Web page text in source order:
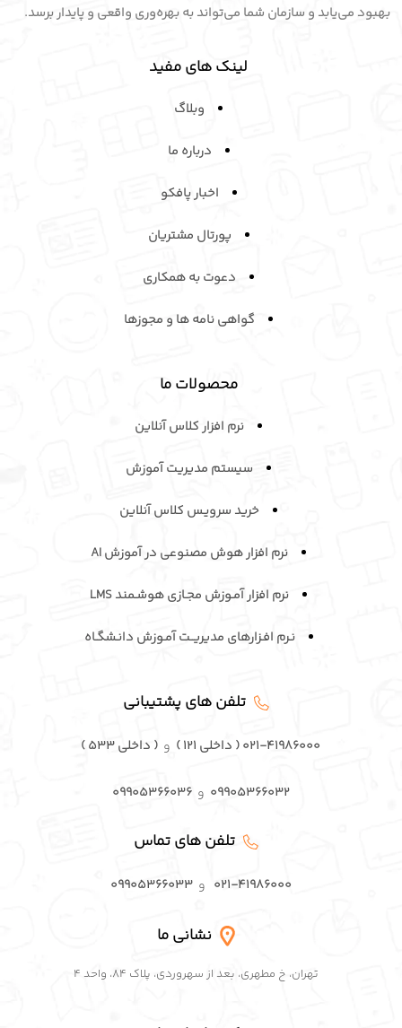
بهبود می‌یابد و سازمان شما می‌تواند به بهره‌وری واقعی و پایدار برسد.
لینک های مفید
وبلاگ
درباره ما
اخبار پافکو
پورتال مشتریان
دعوت به همکاری
گواهی نامه ها و مجوزها
محصولات ما
نرم افزار کلاس آنلاین
سیستم مدیریت آموزش
خرید سرویـس کلاس آنلاین
نرم افزار هوش مصنوعی در آموزش AI
نرم افزار آمـوزش مجـازی هوشـمند LMS
نـرم افـزارهای مدیریــت آمـوزش دانـشگـاه
تلفن های پشتیبانی
۰۲۱-۴۱۹۸۶۰۰۰ ( داخلی ۱۲۱ ) و ( داخلی ۵۳۳ )
۰۹۹۰۵۳۶۶۰۳۲ و۰۹۹۰۵۳۶۶۰۳۶
تلفن های تماس
۰۲۱-۴۱۹۸۶۰۰۰ و۰۹۹۰۵۳۶۶۰۳۳
نشانی ما
تهران، خ مطهری، بعد از سهروردی، پلاک ۸۴، واحد ۴